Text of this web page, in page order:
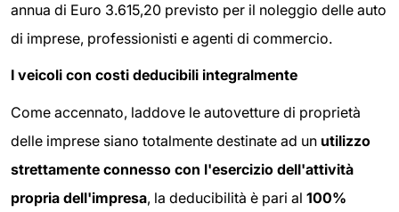
annua di Euro 3.615,20 previsto per il noleggio delle auto
di imprese, professionisti e agenti di commercio.
I veicoli con costi deducibili integralmente
Come accennato, laddove le autovetture di proprietà
delle imprese siano totalmente destinate ad un utilizzo
strettamente connesso con l'esercizio dell'attività
propria dell'impresa, la deducibilità è pari al 100%